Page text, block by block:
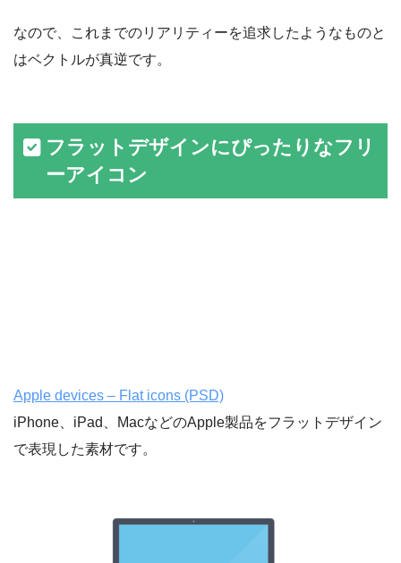
なので、これまでのリアリティーを追求したようなものと
はベクトルが真逆です。
フラットデザインにぴったりなフリ
ーアイコン
Apple devices – Flat icons (PSD)
iPhone、iPad、MacなどのApple製品をフラットデザイン
で表現した素材です。